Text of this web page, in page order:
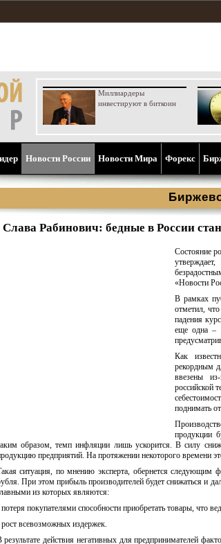
Миллиардеры
инвестируют в биткоин
Новости России Новости Мира Форекс
Слава Рабинович: бедные в России
Состояние
«Новости
В рамках
отметил,
падения
еще одна –
Как
рекордным
ввезены
российской
поднимать
продукции
образом, темп инфляции лишь ускорится. В силу
предприятий. На протяжении некоторого времени
ситуация, по мнению эксперта, обернется следующим
При этом прибыль производителей будет снижаться и
из которых являются:
покупателями способности приобретать товары, что
всевозможных издержек.
результате действия негативных для предпринимателей